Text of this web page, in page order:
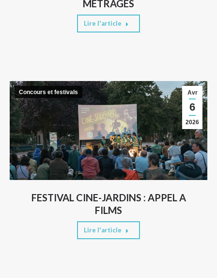
METRAGES
Lire l'article
FESTIVAL CINE-JARDINS : APPEL A
FILMS
Avr
6
2026
Concours et festivals
Lire l'article